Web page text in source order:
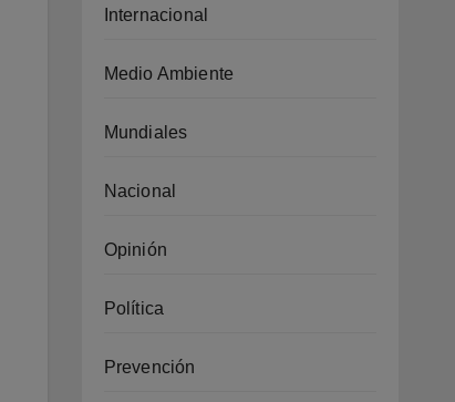
Internacional
Medio Ambiente
Mundiales
Nacional
Opinión
Política
Prevención